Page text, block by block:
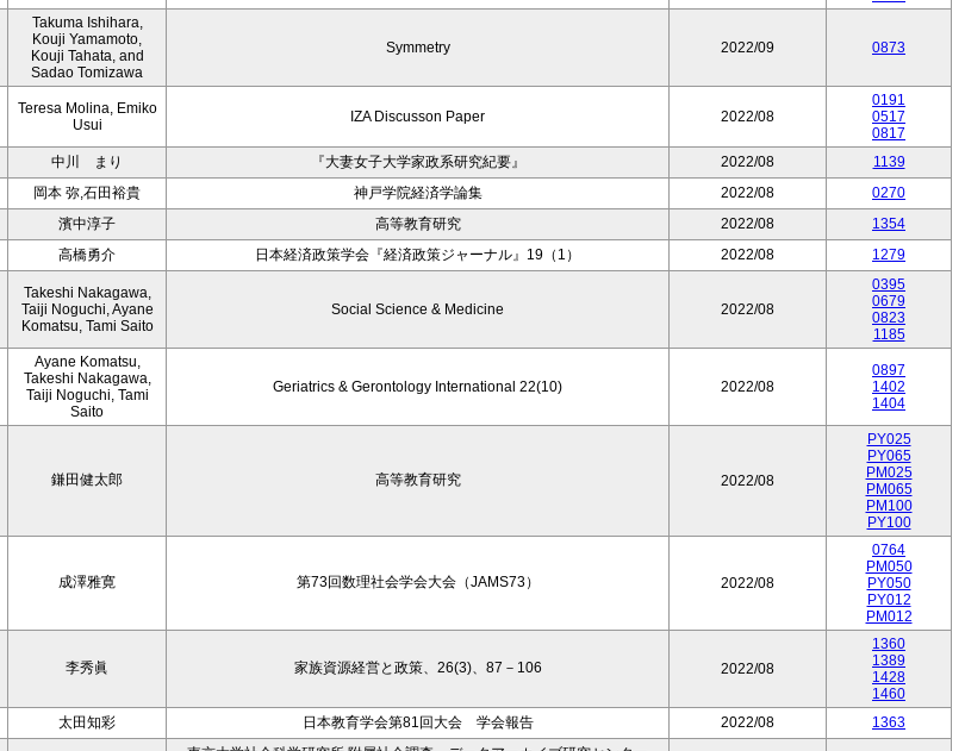
Takuma Ishihara,
Kouji Yamamoto,
Kouji Tahata, and
Sadao Tomizawa
Symmetry 2022/09 0873
Teresa Molina, Emiko
Usui
IZA Discusson Paper 2022/08
0191
0517
0817
中川 まり 『大妻女子大学家政系研究紀要』 2022/08
1139
岡本 弥,石田裕貴 神戸学院経済学論集 2022/08
0270
濱中淳子 高等教育研究 2022/08
1354
高橋勇介 日本経済政策学会『経済政策ジャーナル』19（1） 2022/08 1279
Takeshi Nakagawa,
Taiji Noguchi, Ayane
Komatsu, Tami Saito
Social Science & Medicine 2022/08
0395
0679
0823
1185
Ayane Komatsu,
Takeshi Nakagawa,
Taiji Noguchi, Tami
Saito
Geriatrics & Gerontology International 22(10) 2022/08
0897
1402
1404
鎌田健太郎 高等教育研究 2022/08
PY025
PY065
PM025
PM065
PM100
PY100
成澤雅寛 第73回数理社会学会大会（JAMS73） 2022/08
0764
PM050
PY050
PY012
PM012
李秀眞 家族資源経営と政策、26(3)、87－106 2022/08
1360
1389
1428
1460
太田知彩 日本教育学会第81回大会 学会報告 2022/08 1363